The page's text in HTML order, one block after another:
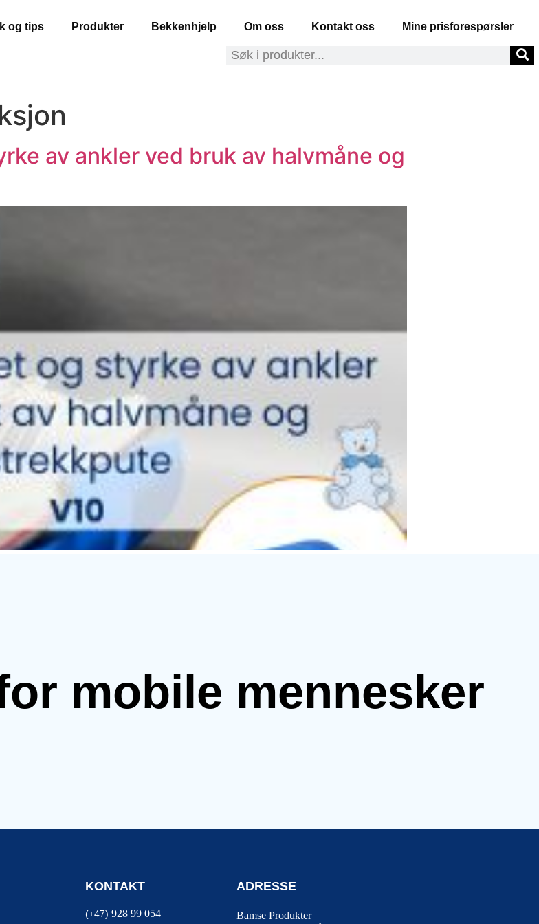
og tips Produkter Bekkenhjelp Om oss Kontakt oss Mine prisforespørsler
av ankler ved bruk av halvmåne og
mobile mennesker
KONTAKT
(+47) 928 99 054
ADRESSE
Bamse Produkter